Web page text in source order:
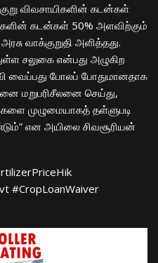
குறு விவசாயிகளின் கடன்கள்
கடன்கள் 50% அளவிற்கும்
வாக்குறுதி அளித்தது.
சலுகை என்பது அழுகிற
வைப்பது போலப் போதுமானதாக
மறுபரிசீலனை செய்து,
முழுமையாகத் தள்ளுபடி
என அயிலை சிவசூரியன்
#CropLoanWaiver